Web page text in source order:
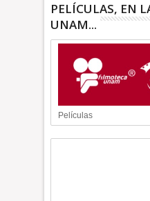
PELÍCULAS, EN
UNAM...
Películas